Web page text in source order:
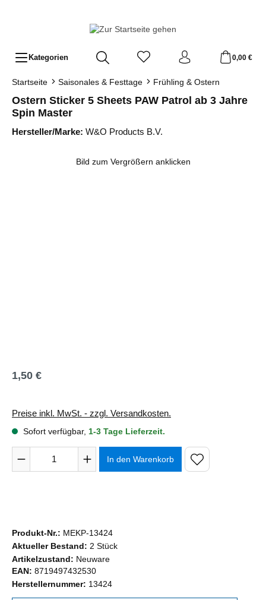
Kategorien 0,00 €
Startseite Saisonales & Festtage Frühling & Ostern
Ostern Sticker 5 Sheets PAW Patrol ab 3 Jahre
Spin Master
Hersteller/Marke: W&O Products B.V.
Bild zum Vergrößern anklicken
Regulärer Preis:
1,50 €
Preise inkl. MwSt. - zzgl. Versandkosten.
Sofort verfügbar, 1-3 Tage Lieferzeit.
Produkt Anzahl: Gib den gewünschten Wert ein oder
In den Warenkorb
Produkt-Nr.: MEKP-13424
Aktueller Bestand: 2 Stück
Artikelzustand: Neuware
EAN: 8719497432530
Herstellernummer: 13424